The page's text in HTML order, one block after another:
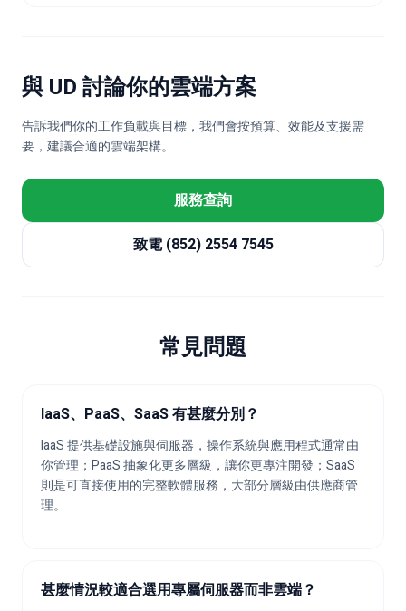
與 UD 討論你的雲端方案
告訴我們你的工作負載與目標，我們會按預算、效能及支援需
要，建議合適的雲端架構。
服務查詢
致電 (852) 2554 7545
常見問題
IaaS、PaaS、SaaS 有甚麼分別？
IaaS 提供基礎設施與伺服器，操作系統與應用程式通常由
你管理；PaaS 抽象化更多層級，讓你更專注開發；SaaS
則是可直接使用的完整軟體服務，大部分層級由供應商管
理。
甚麼情況較適合選用專屬伺服器而非雲端？